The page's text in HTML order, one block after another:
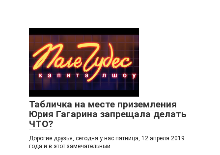
Табличка на месте приземления
Юрия Гагарина запрещала делать
ЧТО?
Дорогие друзья, сегодня у нас пятница, 12 апреля 2019
года и в этот замечательный